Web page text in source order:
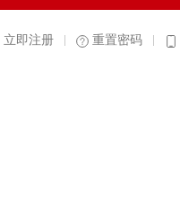
立即注册 重置密码